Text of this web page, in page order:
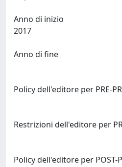
Anno di inizio
Anno di fine
Policy dell'editore per PRE-
Restrizioni dell'editore per
Policy dell'editore per POST-